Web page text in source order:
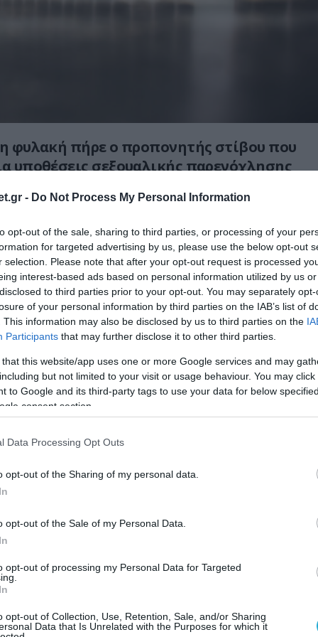
- Do Not Process My Personal Information
opt-out of the sale, sharing to third parties, or processing of your
for targeted advertising by us, please use the below opt-out
selection. Please note that after your opt-out request is processed
interest-based ads based on personal information utilized by us
to third parties prior to your opt-out. You may separately
of your personal information by third parties on the IAB’s list of
This information may also be disclosed by us to third parties on the
Participants that may further disclose it to other third parties.
that this website/app uses one or more Google services and may
but not limited to your visit or usage behaviour. You may
to Google and its third-party tags to use your data for below
consent section.
Data Processing Opt Outs
opt-out of the Sharing of my personal data.
opt-out of the Sale of my Personal Data.
opt-out of processing my Personal Data for Targeted
opt-out of Collection, Use, Retention, Sale, and/or Sharing
Data that Is Unrelated with the Purposes for which it
φυλακή πήρε ο προπονητής στίβου που
υποθέσεις σεξουαλικής παρενόχλησης
και εισαγγελέα.
μέσα ενημέρωσης, ο κατηγορούμενος
το βράδυ της Παρασκευής στις
Μετά την ολοκλήρωση της απολογητικής
και εισαγγελέας αποφάσισαν από
του.
καταγγελίες που έχουν υποβληθεί από
και έχει προκαλέσει έντονη αναστάτωση
της Κεφαλονιάς, αλλά και στον χώρο του
αστυνομικές αρχές συνεχίζουν την έρευνα
συγκεντρωθεί.